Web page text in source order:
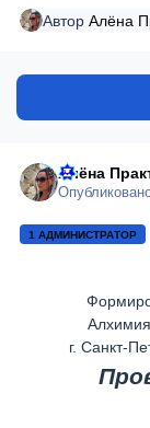
АвторАлёна
Алёна
1 АДМИНИСТРАТОР
Алхимия
г. Санкт-